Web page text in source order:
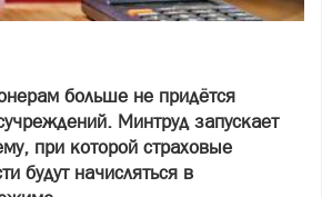
больше не придётся
Минтруд запускает
при которой страховые
будут начисляться в